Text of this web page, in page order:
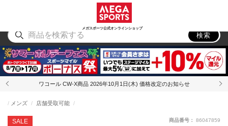
メガスポーツ公式オンラインショップ
アウトドア
検索
ワコール CW-X商品 2026年10月1日(木) 価格改定のお知らせ
SALE
メンズ 店舗受取可能
商品番号： 86047859